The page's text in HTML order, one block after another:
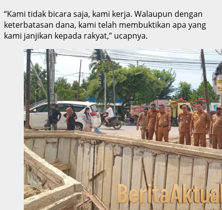
“Kami tidak bicara saja, kami kerja. Walaupun dengan
keterbatasan dana, kami telah membuktikan apa yang
kami janjikan kepada rakyat,” ucapnya.